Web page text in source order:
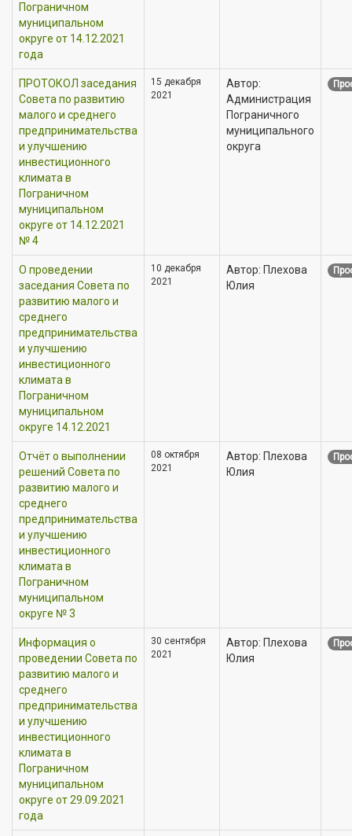
Пограничном
муниципальном
округе от 14.12.2021
года
ПРОТОКОЛ заседания
Совета по развитию
малого и среднего
предпринимательства
и улучшению
инвестиционного
климата в
Пограничном
муниципальном
округе от 14.12.2021
№ 4
15 декабря
2021
Автор:
Администрация
Пограничного
муниципального
округа
О проведении
заседания Совета по
развитию малого и
среднего
предпринимательства
и улучшению
инвестиционного
климата в
Пограничном
муниципальном
округе 14.12.2021
10 декабря
2021
Автор: Плехова
Юлия
Отчёт о выполнении
решений Совета по
развитию малого и
среднего
предпринимательства
и улучшению
инвестиционного
климата в
Пограничном
муниципальном
округе № 3
08 октября
2021
Автор: Плехова
Юлия
Информация о
проведении Совета по
развитию малого и
среднего
предпринимательства
и улучшению
инвестиционного
климата в
Пограничном
муниципальном
округе от 29.09.2021
года
30 сентября
2021
Автор: Плехова
Юлия